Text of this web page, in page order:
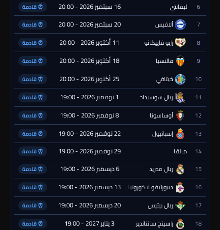
6 ليفانتي 16 سبتمبر 2026 - 20:00 ⏰ قادمة
7 ألافيس 20 سبتمبر 2026 - 20:00 ⏰ قادمة
8 رايو فاييكانو 11 أكتوبر 2026 - 20:00 ⏰ قادمة
9 فالنسيا 18 أكتوبر 2026 - 20:00 ⏰ قادمة
10 خيتافي 25 أكتوبر 2026 - 20:00 ⏰ قادمة
11 ريال سوسيداد 1 نوفمبر 2026 - 19:00 ⏰ قادمة
12 أوساسونا 8 نوفمبر 2026 - 19:00 ⏰ قادمة
13 إسبانيول 22 نوفمبر 2026 - 19:00 ⏰ قادمة
14 مالقا 29 نوفمبر 2026 - 19:00 ⏰ قادمة
15 ريال مدريد 6 ديسمبر 2026 - 19:00 ⏰ قادمة
16 ديبورتيفو لاكورونيا 13 ديسمبر 2026 - 19:00 ⏰ قادمة
17 ريال بيتيس 20 ديسمبر 2026 - 19:00 ⏰ قادمة
18 راسينج سانتاندير 3 يناير 2027 - 19:00 ⏰ قادمة